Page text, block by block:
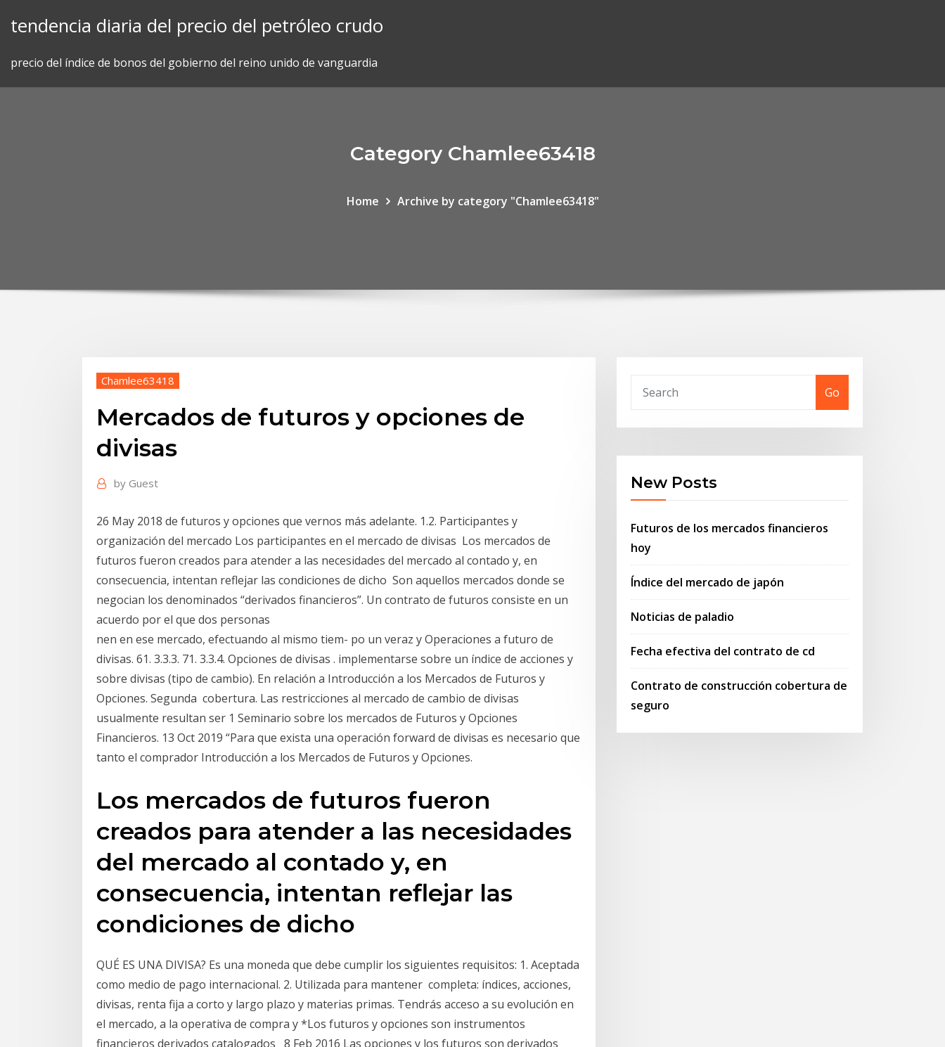
tendencia diaria del precio del petróleo crudo
precio del índice de bonos del gobierno del reino unido de vanguardia
Category Chamlee63418
Home Archive by category "Chamlee63418"
Chamlee63418
Mercados de futuros y opciones de
divisas
by Guest
26 May 2018 de futuros y opciones que vernos más adelante. 1.2. Participantes y
organización del mercado Los participantes en el mercado de divisas Los mercados de
futuros fueron creados para atender a las necesidades del mercado al contado y, en
consecuencia, intentan reflejar las condiciones de dicho Son aquellos mercados donde se
negocian los denominados “derivados financieros”. Un contrato de futuros consiste en un
acuerdo por el que dos personas
nen en ese mercado, efectuando al mismo tiem- po un veraz y Operaciones a futuro de
divisas. 61. 3.3.3. 71. 3.3.4. Opciones de divisas . implementarse sobre un índice de acciones y
sobre divisas (tipo de cambio). En relación a Introducción a los Mercados de Futuros y
Opciones. Segunda cobertura. Las restricciones al mercado de cambio de divisas
usualmente resultan ser 1 Seminario sobre los mercados de Futuros y Opciones
Financieros. 13 Oct 2019 “Para que exista una operación forward de divisas es necesario que
tanto el comprador Introducción a los Mercados de Futuros y Opciones.
Los mercados de futuros fueron
creados para atender a las necesidades
del mercado al contado y, en
consecuencia, intentan reflejar las
condiciones de dicho
QUÉ ES UNA DIVISA? Es una moneda que debe cumplir los siguientes requisitos: 1. Aceptada
como medio de pago internacional. 2. Utilizada para mantener completa: índices, acciones,
divisas, renta fija a corto y largo plazo y materias primas. Tendrás acceso a su evolución en
el mercado, a la operativa de compra y *Los futuros y opciones son instrumentos
financieros derivados catalogados 8 Feb 2016 Las opciones y los futuros son derivados
Go
New Posts
Futuros de los mercados financieros
hoy
Índice del mercado de japón
Noticias de paladio
Fecha efectiva del contrato de cd
Contrato de construcción cobertura de
seguro